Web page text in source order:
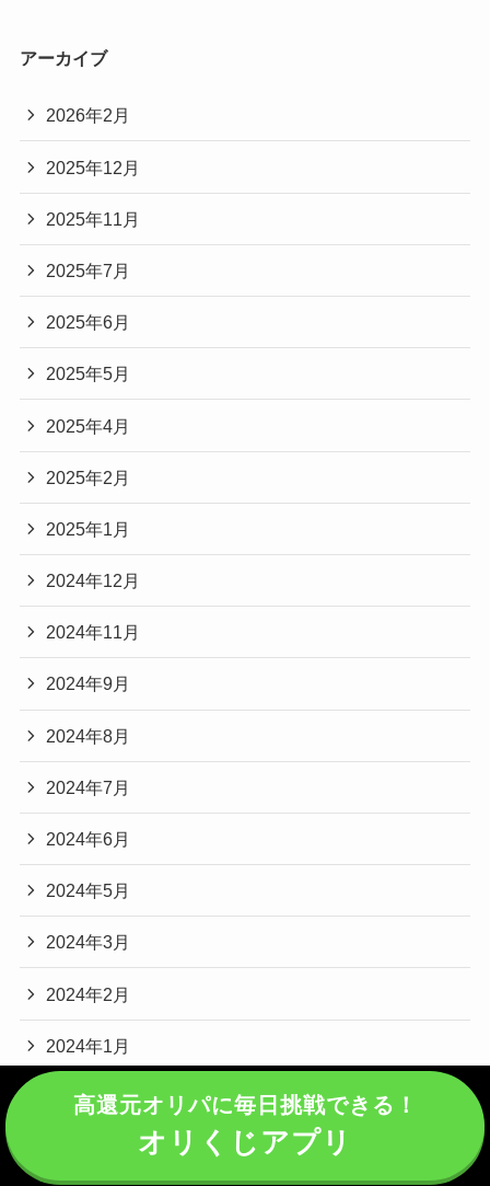
アーカイブ
2026年2月
2025年12月
2025年11月
2025年7月
2025年6月
2025年5月
2025年4月
2025年2月
2025年1月
2024年12月
2024年11月
2024年9月
2024年8月
2024年7月
2024年6月
2024年5月
2024年3月
2024年2月
2024年1月
カテゴリー
ALPHAオリパ
高還元オリパに毎日挑戦できる！
オリくじアプリ